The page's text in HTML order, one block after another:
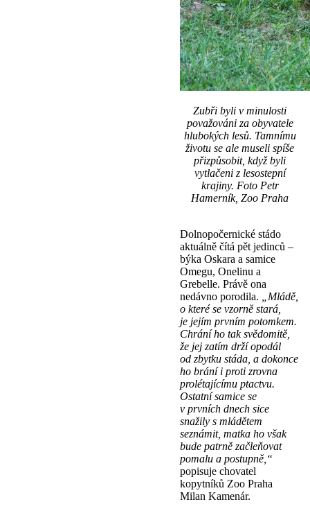
Zubři byli v minulosti
považováni za obyvatele
hlubokých lesů. Tamnímu
životu se ale museli spíše
přizpůsobit, když byli
vytlačeni z lesostepní
krajiny. Foto Petr
Hamerník, Zoo Praha
Dolnopočernické stádo
aktuálně čítá pět jedinců –
býka Oskara a samice
Omegu, Onelinu a
Grebelle. Právě ona
nedávno porodila.
„Mládě,
o které se vzorně stará,
je jejím prvním potomkem.
Chrání ho tak svědomitě,
že jej zatím drží opodál
od zbytku stáda, a dokonce
ho brání i proti zrovna
prolétajícímu ptactvu.
Ostatní samice se
v prvních dnech sice
snažily s mládětem
seznámit, matka ho však
bude patrně začleňovat
pomalu a postupně,“
popisuje chovatel
kopytníků Zoo Praha
Milan Kamenár.